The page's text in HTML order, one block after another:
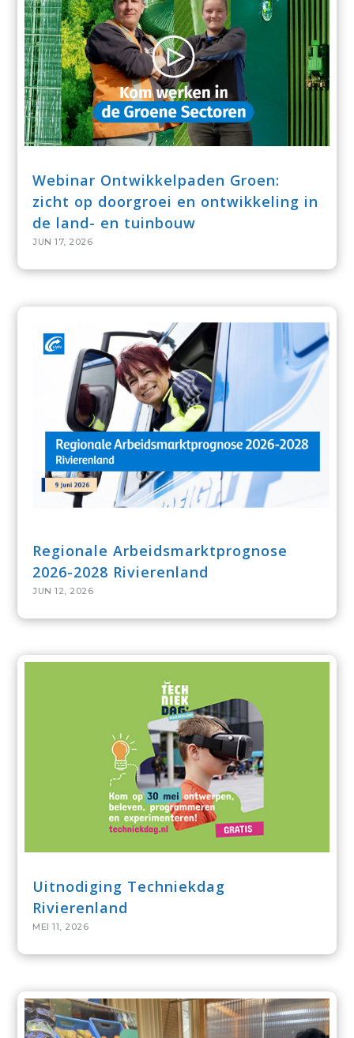
Webinar Ontwikkelpaden Groen:
zicht op doorgroei en ontwikkeling in
de land- en tuinbouw
JUN 17, 2026
Regionale Arbeidsmarktprognose
2026-2028 Rivierenland
JUN 12, 2026
Uitnodiging Techniekdag
Rivierenland
MEI 11, 2026